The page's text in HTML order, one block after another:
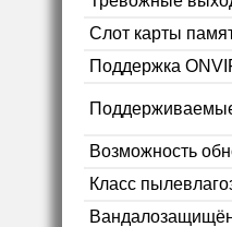
Слот карты
Поддержка
Возможность
Класс